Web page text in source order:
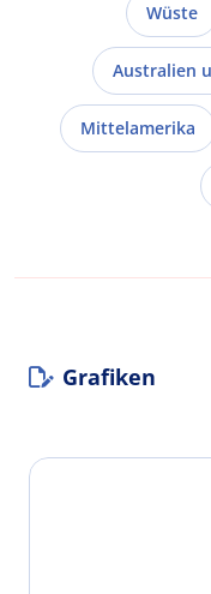
Wüste
Australien
Mittelamerika
Grafiken